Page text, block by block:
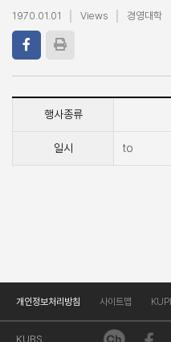
1970.01.01 Views 경영대학
행사종류
일시 to
개인정보처리방침 사이트맵
KUBS